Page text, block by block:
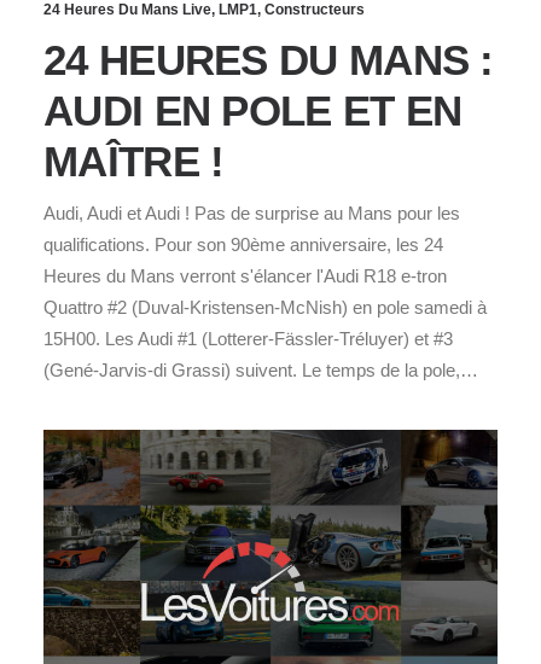
24 Heures Du Mans Live, LMP1, Constructeurs
24 HEURES DU MANS :
AUDI EN POLE ET EN
MAÎTRE !
Audi, Audi et Audi ! Pas de surprise au Mans pour les
qualifications. Pour son 90ème anniversaire, les 24
Heures du Mans verront s'élancer l'Audi R18 e-tron
Quattro #2 (Duval-Kristensen-McNish) en pole samedi à
15H00. Les Audi #1 (Lotterer-Fässler-Tréluyer) et #3
(Gené-Jarvis-di Grassi) suivent. Le temps de la pole,…